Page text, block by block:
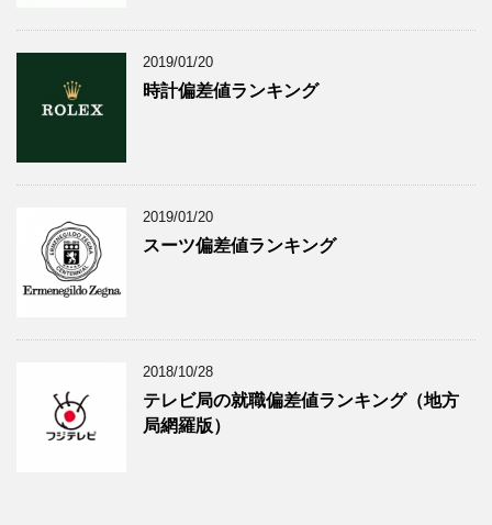
2019/01/20
時計偏差値ランキング
2019/01/20
スーツ偏差値ランキング
2018/10/28
テレビ局の就職偏差値ランキング（地方
局網羅版）